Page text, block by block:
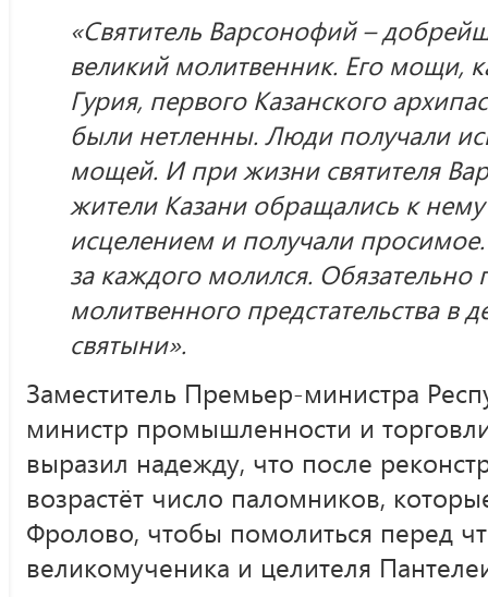
«Святитель Варсонофий –
великий молитвенник. Его мощи,
Гурия, первого Казанского
были нетленны. Люди получали
мощей. И при жизни святителя
жители Казани обращались к
исцелением и получали
за каждого молился. Обязательно
молитвенного предстательства в
святыни».
Заместитель Премьер-министра
министр промышленности и
выразил надежду, что после
возрастёт число паломников,
Фролово, чтобы помолиться перед
великомученика и целителя